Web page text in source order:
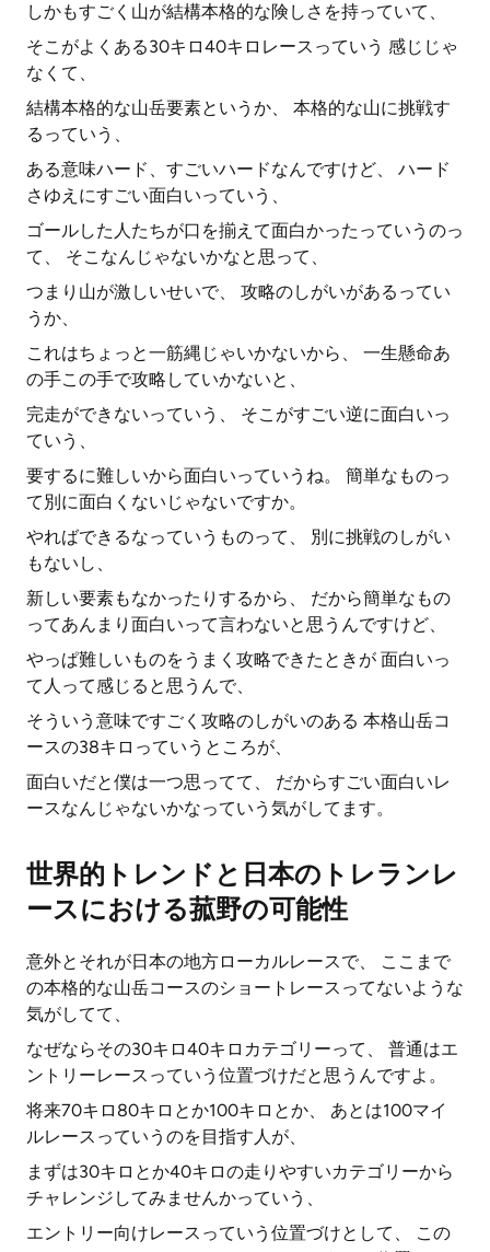
しかもすごく山が結構本格的な険しさを持っていて、
そこがよくある30キロ40キロレースっていう 感じじゃ
なくて、
結構本格的な山岳要素というか、 本格的な山に挑戦す
るっていう、
ある意味ハード、すごいハードなんですけど、 ハード
さゆえにすごい面白いっていう、
ゴールした人たちが口を揃えて面白かったっていうのっ
て、 そこなんじゃないかなと思って、
つまり山が激しいせいで、 攻略のしがいがあるってい
うか、
これはちょっと一筋縄じゃいかないから、 一生懸命あ
の手この手で攻略していかないと、
完走ができないっていう、 そこがすごい逆に面白いっ
ていう、
要するに難しいから面白いっていうね。 簡単なものっ
て別に面白くないじゃないですか。
やればできるなっていうものって、 別に挑戦のしがい
もないし、
新しい要素もなかったりするから、 だから簡単なもの
ってあんまり面白いって言わないと思うんですけど、
やっぱ難しいものをうまく攻略できたときが 面白いっ
て人って感じると思うんで、
そういう意味ですごく攻略のしがいのある 本格山岳コ
ースの38キロっていうところが、
面白いだと僕は一つ思ってて、 だからすごい面白いレ
ースなんじゃないかなっていう気がしてます。
世界的トレンドと日本のトレランレ
ースにおける菰野の可能性
意外とそれが日本の地方ローカルレースで、 ここまで
の本格的な山岳コースのショートレースってないような
気がしてて、
なぜならその30キロ40キロカテゴリーって、 普通はエ
ントリーレースっていう位置づけだと思うんですよ。
将来70キロ80キロとか100キロとか、 あとは100マイ
ルレースっていうのを目指す人が、
まずは30キロとか40キロの走りやすいカテゴリーから
チャレンジしてみませんかっていう、
エントリー向けレースっていう位置づけとして、 この